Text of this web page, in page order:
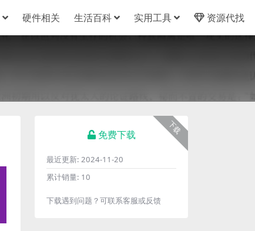
硬件相关 生活百科 实用工具 资源代找
下载
免费下载
最近更新: 2024-11-20
累计销量: 10
下载遇到问题？可联系客服或反馈